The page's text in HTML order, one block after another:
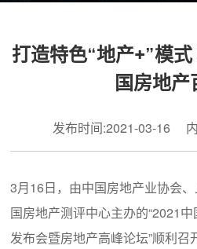
打造特色“地产+”模
国房地产
发布时间:2021-03-16
3月16日，由中国房地产业协会
国房地产测评中心主办的“2021
发布会暨房地产高峰论坛”顺利召